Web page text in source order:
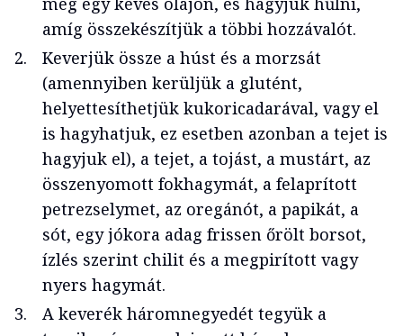
amíg összekészítjük a többi hozzávalót.
Keverjük össze a húst és a morzsát
(amennyiben kerüljük a glutént,
helyettesíthetjük kukoricadarával, vagy el
is hagyhatjuk, ez esetben azonban a tejet is
hagyjuk el), a tejet, a tojást, a mustárt, az
összenyomott fokhagymát, a felaprított
petrezselymet, az oregánót, a papikát, a
sót, egy jókora adag frissen őrölt borsot,
ízlés szerint chilit és a megpirított vagy
nyers hagymát.
A keverék háromnegyedét tegyük a